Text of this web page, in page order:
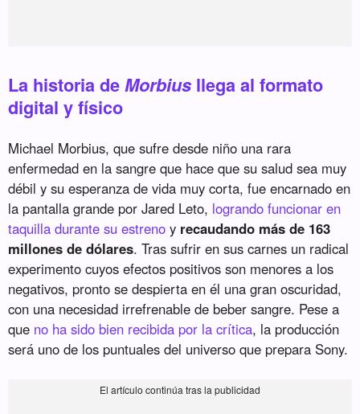
La historia deMorbius llega al formato
digital y físico
Michael Morbius, que sufre desde niño una rara
enfermedad en la sangre que hace que su salud sea muy
débil y su esperanza de vida muy corta, fue encarnado en
la pantalla grande por Jared Leto, logrando funcionar en
taquilla durante su estreno y recaudando más de 163
millones de dólares. Tras sufrir en sus carnes un radical
experimento cuyos efectos positivos son menores a los
negativos, pronto se despierta en él una gran oscuridad,
con una necesidad irrefrenable de beber sangre. Pese a
que no ha sido bien recibida por la crítica, la producción
será uno de los puntuales del universo que prepara Sony.